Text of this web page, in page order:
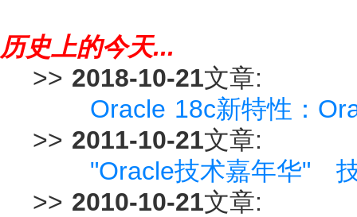
历史上的今天...
>> 2018-10-21文章:
Oracle 18c新特性：
>> 2011-10-21文章:
"Oracle技术嘉年华"
>> 2010-10-21文章: